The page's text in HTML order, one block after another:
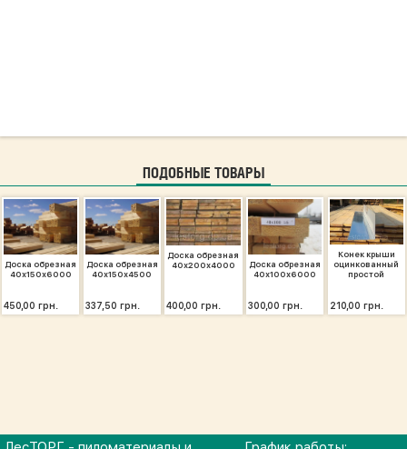
ПОДОБНЫЕ ТОВАРЫ
Доска обрезная
40х150х6000
450,00 грн.
Доска обрезная
40х150х4500
337,50 грн.
Доска обрезная
40х200х4000
400,00 грн.
Доска обрезная
40х100х6000
300,00 грн.
Конек крыши
оцинкованный
простой
210,00 грн.